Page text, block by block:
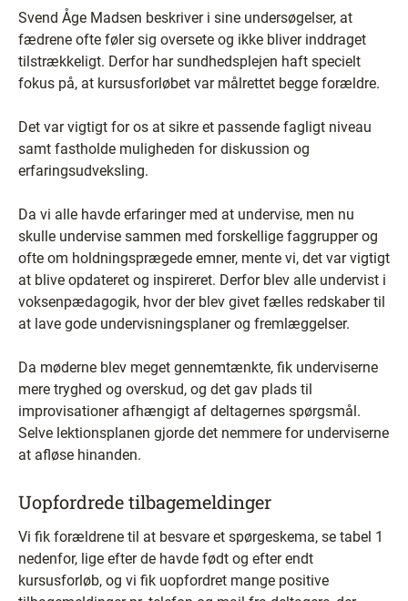
Svend Åge Madsen beskriver i sine undersøgelser, at
fædrene ofte føler sig oversete og ikke bliver inddraget
tilstrækkeligt. Derfor har sundhedsplejen haft specielt
fokus på, at kursusforløbet var målrettet begge forældre.
Det var vigtigt for os at sikre et passende fagligt niveau
samt fastholde muligheden for diskussion og
erfaringsudveksling.
Da vi alle havde erfaringer med at undervise, men nu
skulle undervise sammen med forskellige faggrupper og
ofte om holdningsprægede emner, mente vi, det var vigtigt
at blive opdateret og inspireret. Derfor blev alle undervist i
voksenpædagogik, hvor der blev givet fælles redskaber til
at lave gode undervisningsplaner og fremlæggelser.
Da møderne blev meget gennemtænkte, fik underviserne
mere tryghed og overskud, og det gav plads til
improvisationer afhængigt af deltagernes spørgsmål.
Selve lektionsplanen gjorde det nemmere for underviserne
at afløse hinanden.
Uopfordrede tilbagemeldinger
Vi fik forældrene til at besvare et spørgeskema, se tabel 1
nedenfor, lige efter de havde født og efter endt
kursusforløb, og vi fik uopfordret mange positive